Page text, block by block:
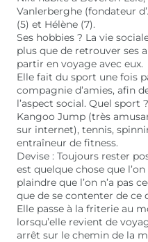
Vanlerberghe (fondateur
(5) et Hélène (7).
Ses hobbies ? La vie
plus que de retrouver ses
partir en voyage avec eux.
Elle fait du sport une fois
compagnie d’amies, afin
l’aspect social. Quel sport
Kangoo Jump (très
sur internet), tennis,
entraîneur de fitness.
Devise : Toujours rester
est quelque chose que
plaindre que l’on n’a pas
que de se contenter de ce
Elle passe à la friterie au
lorsqu’elle revient de
arrêt sur le chemin de la